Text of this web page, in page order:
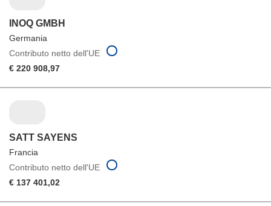
INOQ GMBH
Germania
Contributo netto dell'UE
€ 220 908,97
SATT SAYENS
Francia
Contributo netto dell'UE
€ 137 401,02